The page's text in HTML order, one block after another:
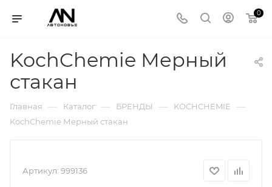
0
KochChemie Мерный
стакан
Главная — Каталог — БРЕНДЫ — KOCHCHEMIE —
KochChemie Мерный стакан
Артикул: 999136